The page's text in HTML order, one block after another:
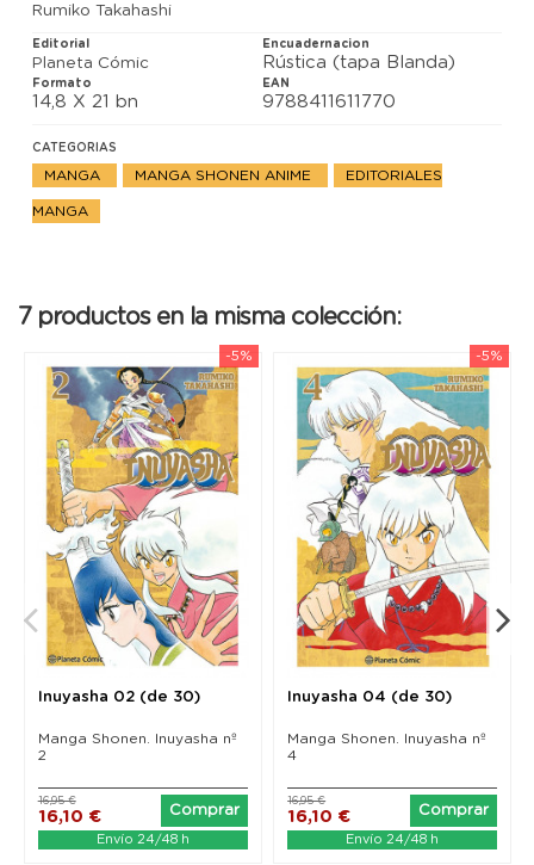
Rumiko Takahashi
Editorial
Planeta Cómic
Encuadernacion
Rústica (tapa Blanda)
Formato
14,8 X 21 bn
EAN
9788411611770
CATEGORIAS
MANGA MANGA SHONEN ANIME EDITORIALES
MANGA
7 productos en la misma colección:
-5%
Inuyasha 02 (de 30)
Manga Shonen. Inuyasha nº
2
16,10 €
16,95 €
Comprar
Envío 24/48 h
-5%
Inuyasha 04 (de 30)
Manga Shonen. Inuyasha nº
4
16,10 €
16,95 €
Comprar
Envío 24/48 h